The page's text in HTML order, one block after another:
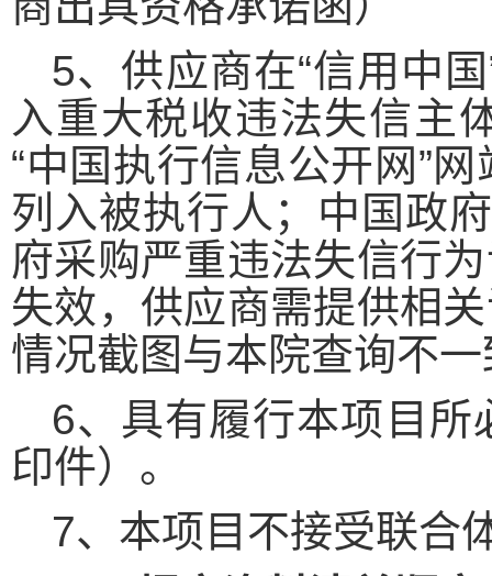
5、供应商在“信用中
入重大税收违法失信主
“中国执行信息公开网”
列入被执行人；中国政
府采购严重违法失信行
失效，供应商需提供相
情况截图与本院查询不
6、具有履行本项目所
印件）。
7、本项目不接受联合